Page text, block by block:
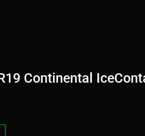
Continental